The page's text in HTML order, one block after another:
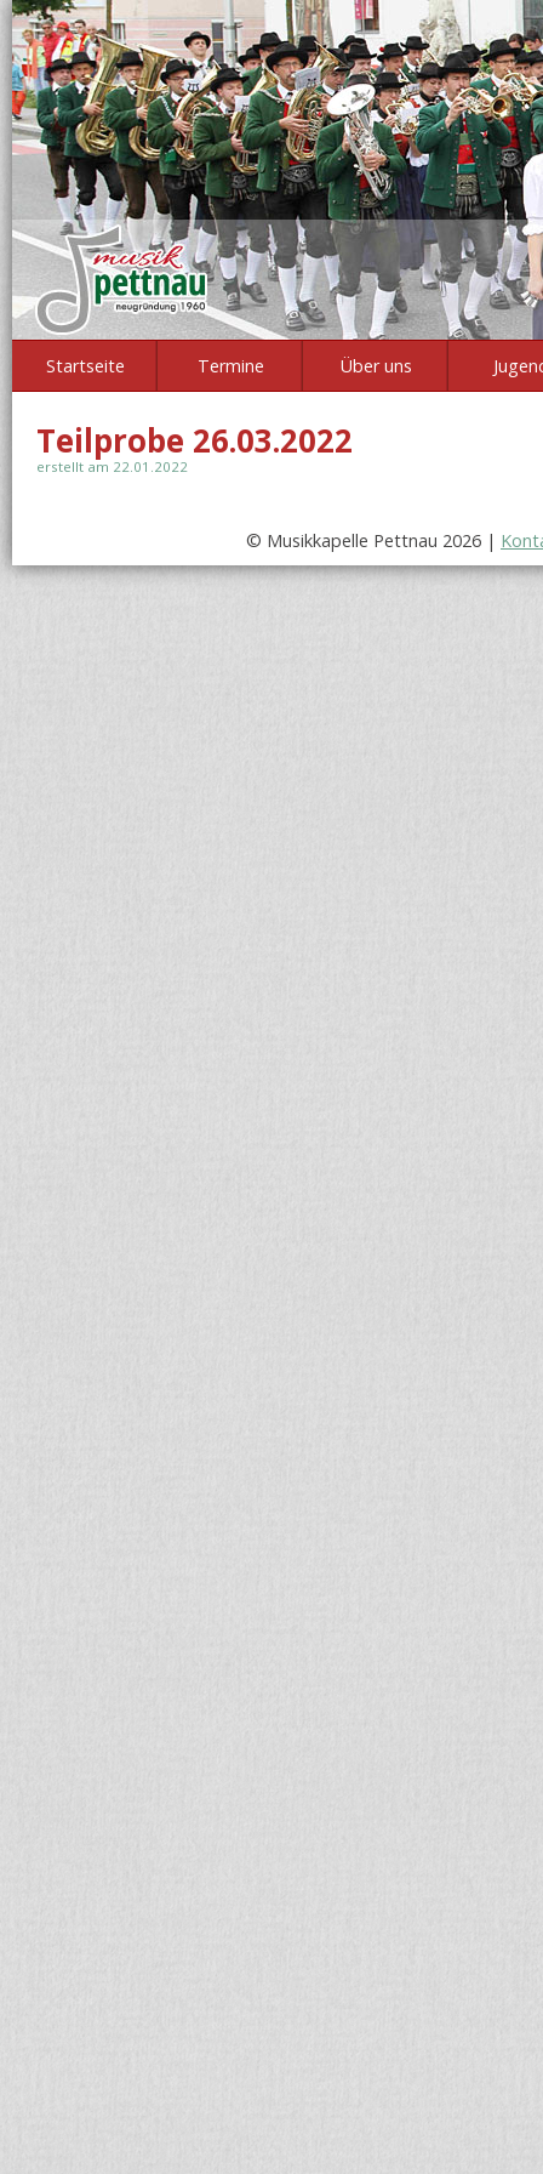
Startseite Termine Über uns
Teilprobe 26.03.2022
erstellt am 22.01.2022
© Musikkapelle Pettnau 2026 |